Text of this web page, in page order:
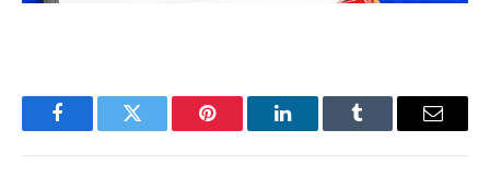
FacebookTwitter Pinterest LinkedInTumblr Email